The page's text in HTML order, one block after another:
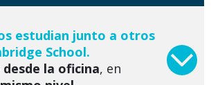
estudian junto a otros
School.
desde la oficina, en